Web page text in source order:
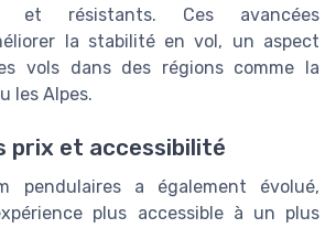
et résistants. Ces avancées
la stabilité en vol, un aspect
vols dans des régions comme la
les Alpes.
prix et accessibilité
pendulaires a également évolué,
plus accessible à un plus